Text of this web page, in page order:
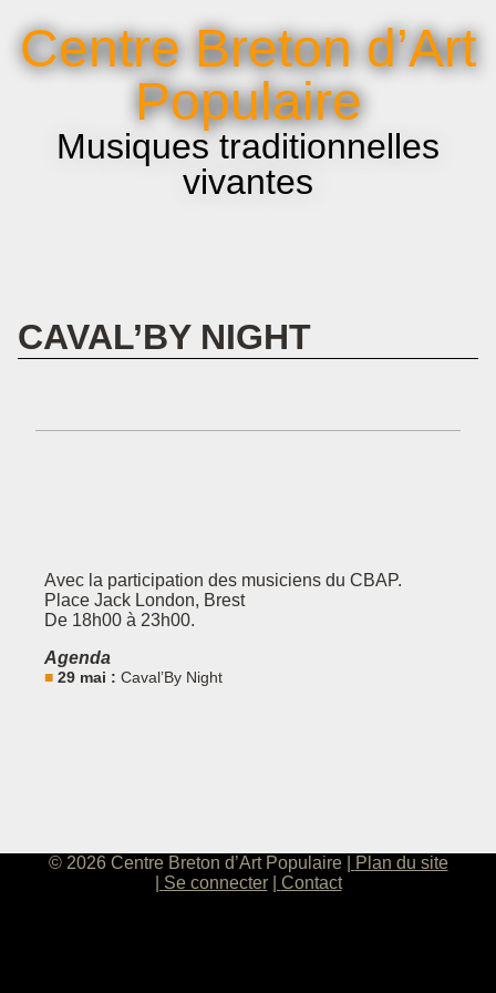
Centre Breton d’Art
Populaire
Musiques traditionnelles
vivantes
Infos pratiques
CAVAL’BY NIGHT
Avec la participation des musiciens du CBAP.
Place Jack London, Brest
De 18h00 à 23h00.
Agenda
29 mai : Caval’By Night
© 2026 Centre Breton d’Art Populaire
Plan du site
Se connecter
Contact